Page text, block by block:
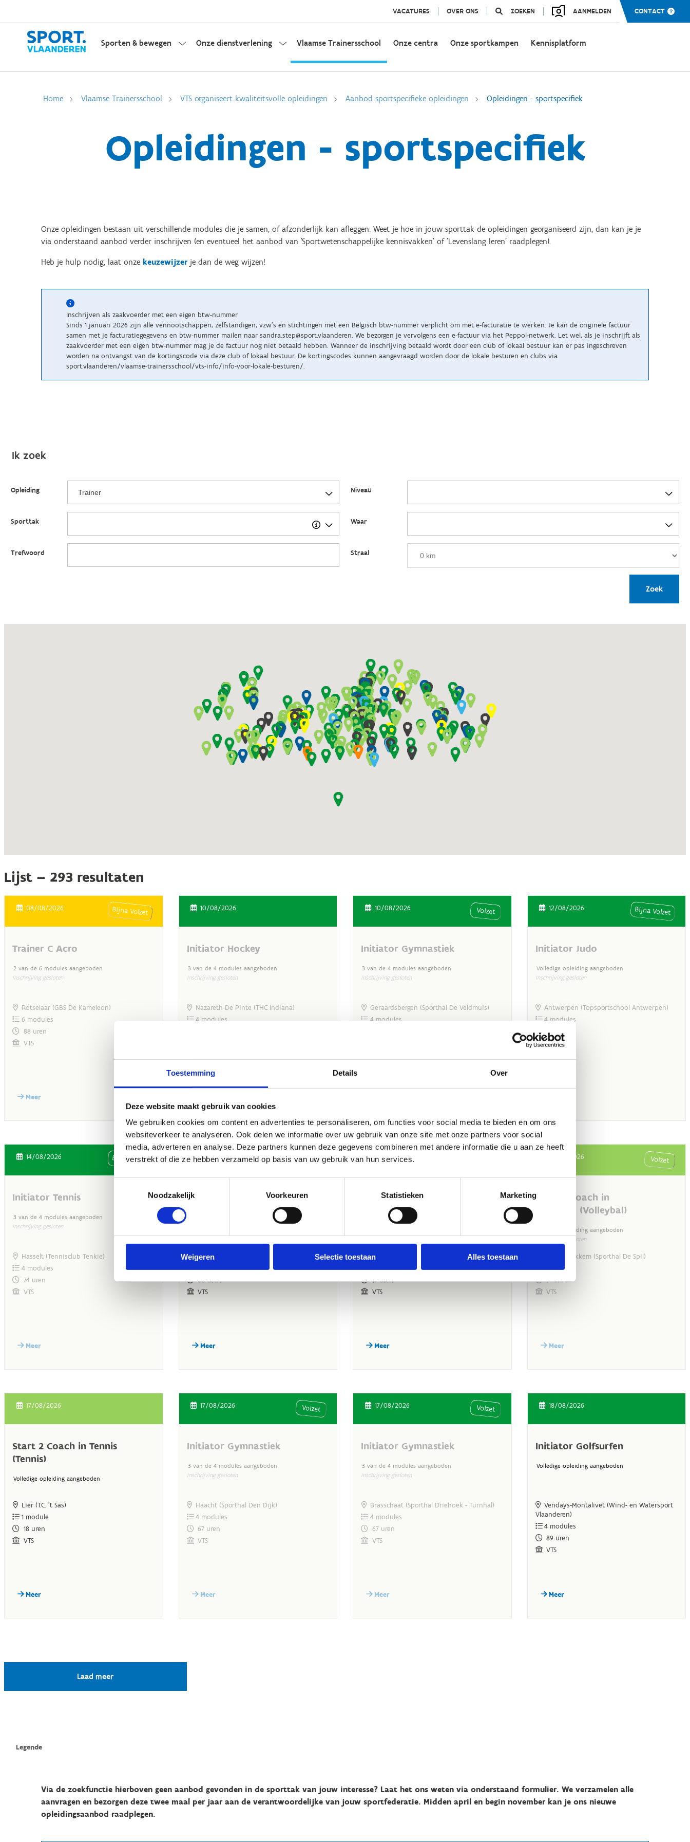
Toestemming Details Over
Deze website maakt gebruik van cookies
We gebruiken cookies om content en advertenties te personaliseren, om functies voor social media te bieden en om ons
websiteverkeer te analyseren. Ook delen we informatie over uw gebruik van onze site met onze partners voor social
media, adverteren en analyse. Deze partners kunnen deze gegevens combineren met andere informatie die u aan ze heeft
verstrekt of die ze hebben verzameld op basis van uw gebruik van hun services.
Noodzakelijk
Voorkeuren Statistieken Marketing
Weigeren Selectie toestaan Alles toestaan
VACATURES OVER ONS ZOEKEN AANMELDEN CONTACT
Sporten & bewegen Onze dienstverlening Vlaamse Trainersschool Onze centra Onze sportkampen Kennisplatform
Home Vlaamse Trainersschool VTS organiseert kwaliteitsvolle opleidingen Aanbod sportspecifieke opleidingen Opleidingen - sportspecifiek
Opleidingen - sportspecifiek
Onze opleidingen bestaan uit verschillende modules die je samen, of afzonderlijk kan afleggen. Weet je hoe in jouw sporttak de opleidingen georganiseerd zijn, dan kan je je
via onderstaand aanbod verder inschrijven (en eventueel het aanbod van 'Sportwetenschappelijke kennisvakken' of 'Levenslang leren' raadplegen).
Heb je hulp nodig, laat onze keuzewijzerje dan de weg wijzen!
Inschrijven als zaakvoerder met een eigen btw-nummer
Sinds 1 januari 2026 zijn alle vennootschappen, zelfstandigen, vzw’s en stichtingen met een Belgisch btw-nummer verplicht om met e-facturatie te werken. Je kan de originele factuur
samen met je facturatiegegevens en btw-nummer mailen naar sandra.step@sport.vlaanderen. We bezorgen je vervolgens een e-factuur via het Peppol-netwerk. Let wel, als je inschrijft als
zaakvoerder met een eigen btw-nummer mag je de factuur nog niet betaald hebben. Wanneer de inschrijving betaald wordt door een club of lokaal bestuur kan er pas ingeschreven
worden na ontvangst van de kortingscode via deze club of lokaal bestuur. De kortingscodes kunnen aangevraagd worden door de lokale besturen en clubs via
sport.vlaanderen/vlaamse-trainersschool/vts-info/info-voor-lokale-besturen/.
Via de zoekfunctie hierboven geen aanbod gevonden in de sporttak van jouw interesse? Laat het ons weten via onderstaand formulier. We verzamelen alle
aanvragen en bezorgen deze twee maal per jaar aan de verantwoordelijke van jouw sportfederatie. Midden april en begin november kan je ons nieuwe
opleidingsaanbod raadplegen.